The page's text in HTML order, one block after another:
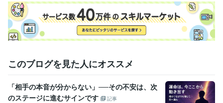
このブログを見た人にオススメ
「相手の本音が分からない」──その不安は、次
のステージに進むサインです
記事